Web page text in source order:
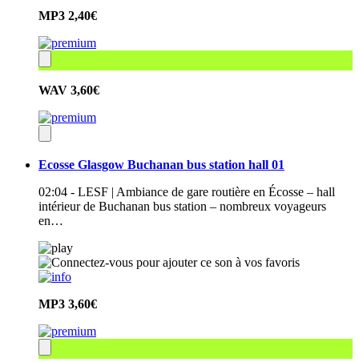
MP3 2,40€
WAV 3,60€
Ecosse Glasgow Buchanan bus station hall 01
02:04 - LESF | Ambiance de gare routière en Écosse – hall
intérieur de Buchanan bus station – nombreux voyageurs
en…
MP3 3,60€